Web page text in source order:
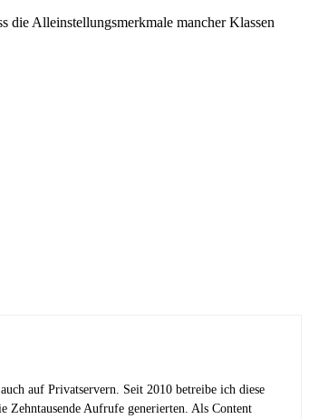
die Alleinstellungsmerkmale mancher Klassen
auf Privatservern. Seit 2010 betreibe ich diese
Aufrufe generierten. Als Content